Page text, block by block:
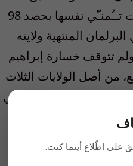
فقط). لكن هذه الخسارة لا توازي الصدمة التي تلقتها المعارضة، التي كانت تــُمنـّي نفسها بحصد 98
23 مقعدا عما كان له في البرلمان المنتهية ولايته
ولم تتوقف خسارة إبراهيم
من أصل الولايات الثلاث
التشريعية التي جرت في
على اطّلاع أينما كنت.